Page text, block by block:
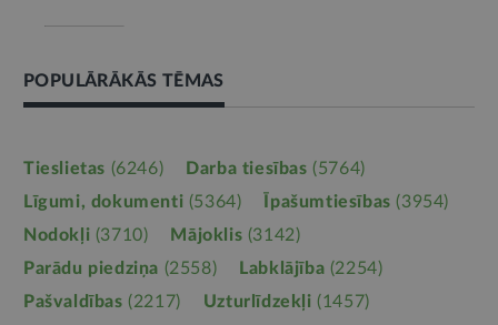
POPULĀRĀKĀS TĒMAS
Tieslietas (6246) Darba tiesības (5764)
Līgumi, dokumenti (5364) Īpašumtiesības (3954)
Nodokļi (3710) Mājoklis (3142)
Parādu piedziņa (2558) Labklājība (2254)
Pašvaldības (2217) Uzturlīdzekļi (1457)